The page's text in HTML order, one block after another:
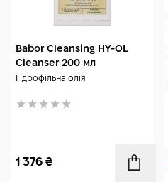
Babor Cleansing HY-OL
Cleanser 200 мл
Гідрофільна олія
1 376 ₴